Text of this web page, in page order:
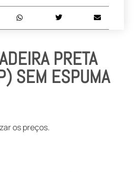
PRETA
SEM ESPUMA
os preços.